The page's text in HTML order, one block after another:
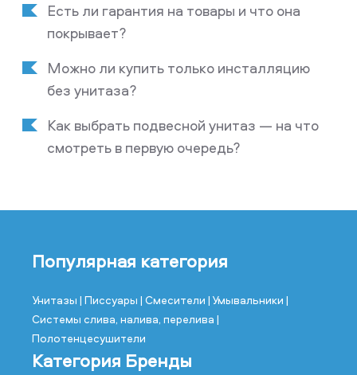
Есть ли гарантия на товары и что она
покрывает?
Можно ли купить только инсталляцию
без унитаза?
Как выбрать подвесной унитаз — на что
смотреть в первую очередь?
Популярная категория
Унитазы | Писсуары | Смесители | Умывальники |
Системы слива, налива, перелива |
Полотенцесушители
Категория Бренды